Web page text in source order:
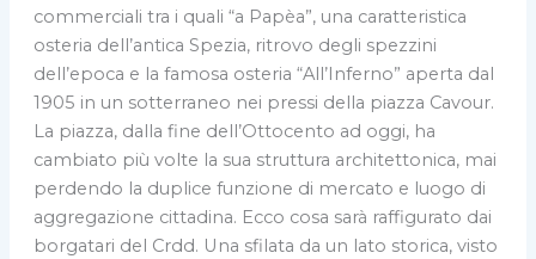
commerciali tra i quali “a Papèa”, una caratteristica
osteria dell’antica Spezia, ritrovo degli spezzini
dell’epoca e la famosa osteria “All’Inferno” aperta dal
1905 in un sotterraneo nei pressi della piazza Cavour.
La piazza, dalla fine dell’Ottocento ad oggi, ha
cambiato più volte la sua struttura architettonica, mai
perdendo la duplice funzione di mercato e luogo di
aggregazione cittadina. Ecco cosa sarà raffigurato dai
borgatari del Crdd. Una sfilata da un lato storica, visto